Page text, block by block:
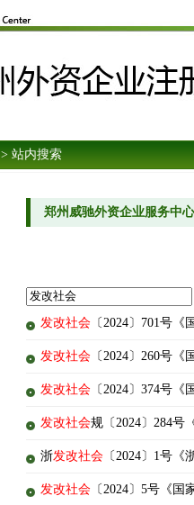
> 站内搜索
郑州威驰外资企业服务中
发改社会 〔2024〕701号
发改社会 〔2024〕260号
发改社会 〔2024〕374号
发改社会规〔2024〕284号
浙发改社会 〔2024〕1号
发改社会 〔2024〕5号《